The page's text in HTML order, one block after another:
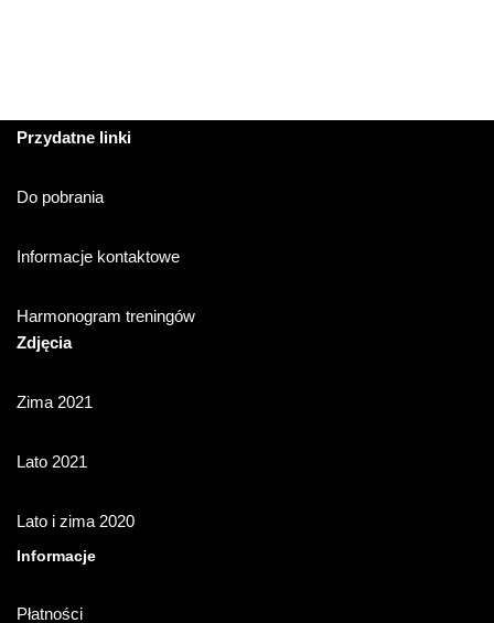
Przydatne linki
Do pobrania
Informacje kontaktowe
Harmonogram treningów
Zdjęcia
Zima 2021
Lato 2021
Lato i zima 2020
Informacje
Płatności